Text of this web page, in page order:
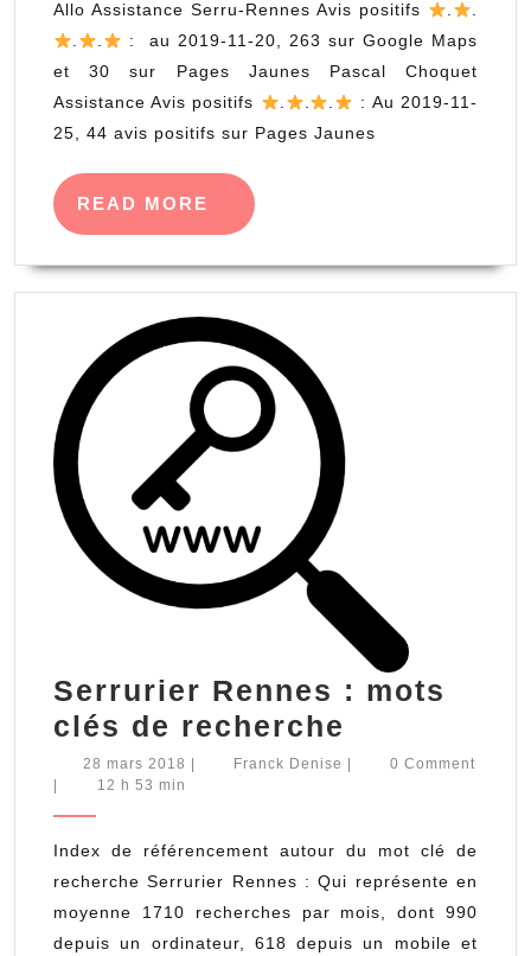
Allo Assistance Serru-Rennes Avis positifs .
.
.
.
: au 2019-11-20, 263 sur Google Maps
et 30 sur Pages Jaunes Pascal Choquet
Assistance Avis positifs
. . .
: Au 2019-11-
25, 44 avis positifs sur Pages Jaunes
READ MORE
READ
MORE
Serrurier Rennes : mots
clés de recherche
Rennes
clés
de
recherche
28 mars 2018 28
| Franck Denise Franck
|
0 Comment
|
12 h 53 min
Index de référencement autour du mot clé de
recherche Serrurier Rennes : Qui représente en
moyenne 1710 recherches par mois, dont 990
depuis un ordinateur, 618 depuis un mobile et